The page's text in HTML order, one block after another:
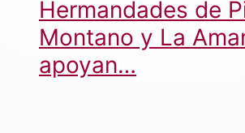
Hermandades de
Montano y La
apoyan…